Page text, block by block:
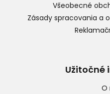
Všeobecné
Zásady spracovania a
Užitočné
O